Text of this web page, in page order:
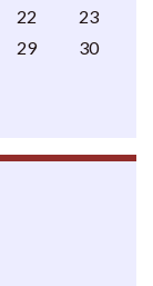
22
23
29
30